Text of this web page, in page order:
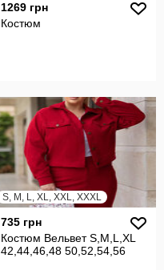
1269 грн
Костюм
S, M, L, XL, XXL, XXXL
735 грн
Костюм Вельвет S,M,L,XL
42,44,46,48 50,52,54,56